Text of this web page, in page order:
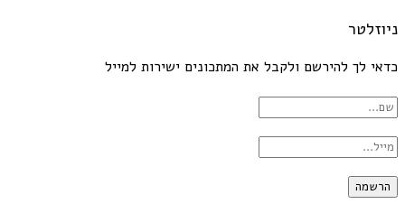
ניוזלטר
כדאי לך להירשם ולקבל את המתכונים ישירות למייל